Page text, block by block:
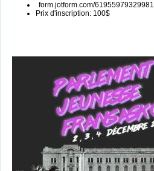
form.jotform.com/61955979329981
Prix d'inscription: 100$